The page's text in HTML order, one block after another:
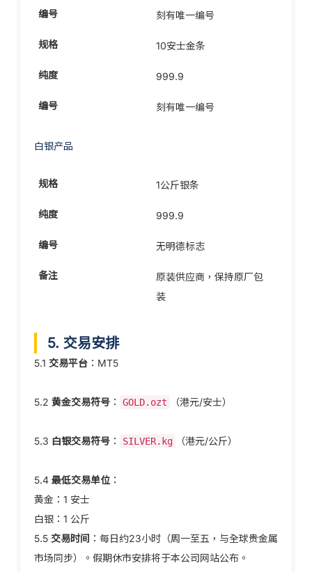
刻有唯一编号
10安士金条
999.9
刻有唯一编号
白银产品
1公斤银条
999.9
无明德标志
原装供应商，保持原厂包
装
5. 交易安排
5.1 交易平台 ：MT5
5.2 黄金交易符号 ： GOLD.ozt （港元/安士）
5.3 白银交易符号 ： SILVER.kg （港元/公斤）
5.4 最低交易单位 ：
黄金：1 安士
白银：1 公斤
5.5 交易时间 ：每日约23小时（周一至五，与全球贵金属
市场同步）。假期休市安排将于本公司网站公布。